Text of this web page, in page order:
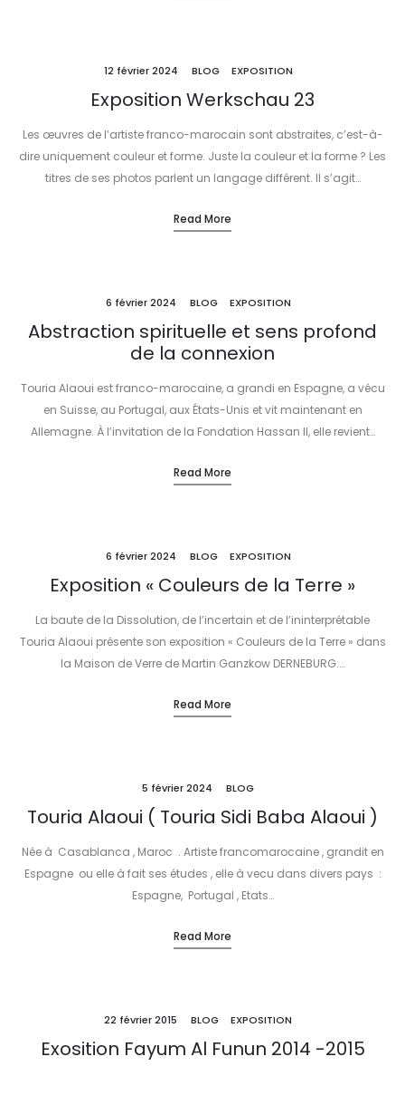
12 février 2024 BLOG EXPOSITION
Exposition Werkschau 23
Les œuvres de l’artiste franco-marocain sont abstraites, c’est-à-
dire uniquement couleur et forme. Juste la couleur et la forme ? Les
titres de ses photos parlent un langage différent. Il s’agit…
Read More
6 février 2024 BLOG EXPOSITION
Abstraction spirituelle et sens profond
de la connexion
Touria Alaoui est franco-marocaine, a grandi en Espagne, a vécu
en Suisse, au Portugal, aux États-Unis et vit maintenant en
Allemagne. À l’invitation de la Fondation Hassan II, elle revient…
Read More
6 février 2024 BLOG EXPOSITION
Exposition « Couleurs de la Terre »
La baute de la Dissolution, de l’incertain et de l’ininterprétable
Touria Alaoui présente son exposition « Couleurs de la Terre » dans
la Maison de Verre de Martin Ganzkow DERNEBURG.…
Read More
5 février 2024 BLOG
Touria Alaoui ( Touria Sidi Baba Alaoui )
Née à Casablanca , Maroc . Artiste francomarocaine , grandit en
Espagne ou elle à fait ses études , elle à vecu dans divers pays :
Espagne, Portugal , Etats…
Read More
22 février 2015 BLOG EXPOSITION
Exosition Fayum Al Funun 2014 -2015